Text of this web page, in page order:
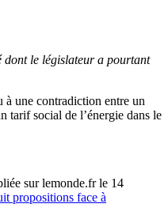
dont le législateur a pourtant
à une contradiction entre un
tarif social de l’énergie dans le
sur lemonde.fr le 14
propositions face à